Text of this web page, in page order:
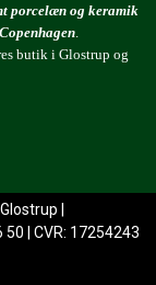
porcelæn og keramik
butik i Glostrup og
|
50 | CVR: 17254243